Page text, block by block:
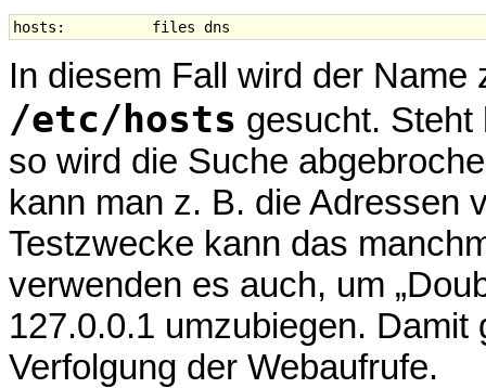
In diesem Fall wird der
/etc/hosts gesucht. Steht
so wird die Suche
kann man z. B. die Adressen
Testzwecke kann das
verwenden es auch, um
127.0.0.1 umzubiegen.
Verfolgung der Webaufrufe.